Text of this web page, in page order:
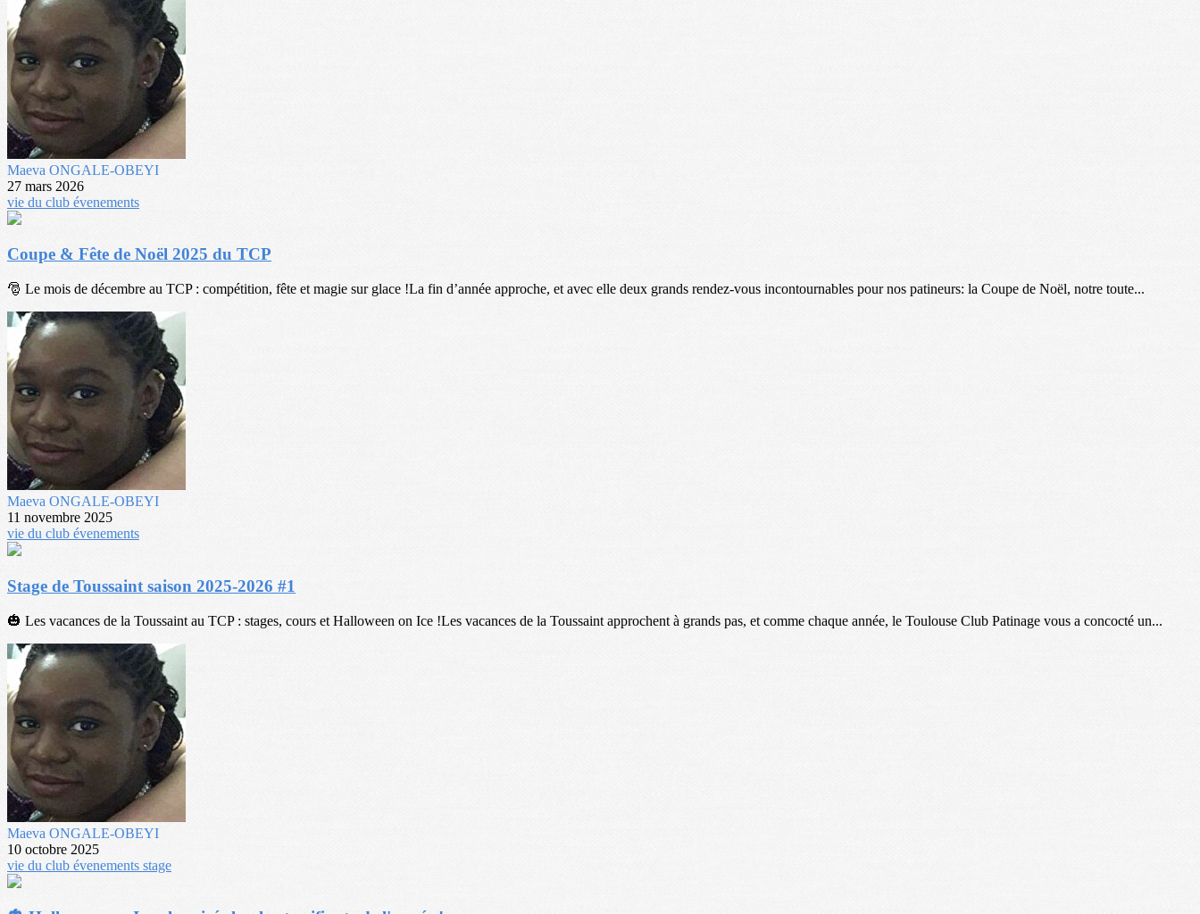
Maeva ONGALE-OBEYI
27 mars 2026
vie du club évenements
Coupe & Fête de Noël 2025 du TCP
🎅 Le mois de décembre au TCP : compétition, fête et magie sur glace !La fin d’année approche, et avec elle deux grands rendez-vous incontournables pour nos patineurs: la Coupe de Noël, notre toute...
Maeva ONGALE-OBEYI
11 novembre 2025
vie du club évenements
Stage de Toussaint saison 2025-2026 #1
🎃 Les vacances de la Toussaint au TCP : stages, cours et Halloween on Ice !Les vacances de la Toussaint approchent à grands pas, et comme chaque année, le Toulouse Club Patinage vous a concocté un...
Maeva ONGALE-OBEYI
10 octobre 2025
vie du club évenements stage